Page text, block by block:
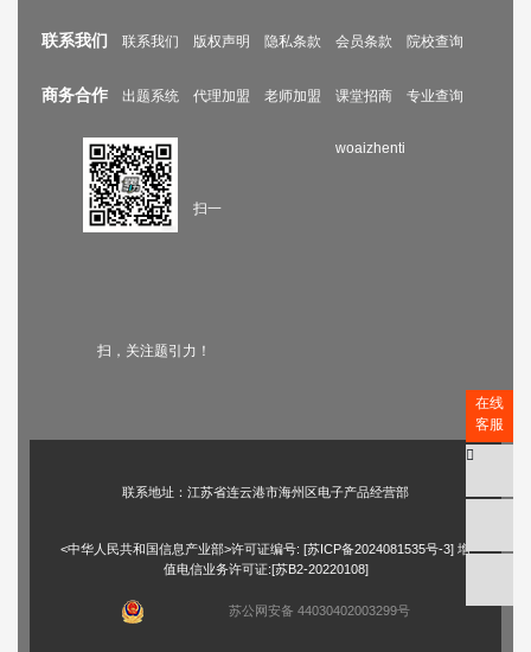
联系我们 联系我们 版权声明 隐私条款 会员条款 院校查询
商务合作 出题系统 代理加盟 老师加盟 课堂招商 专业查询
扫一
扫，关注题引力！
woaizhenti
联系地址：江苏省连云港市海州区电子产品经营部
<中华人民共和国信息产业部>许可证编号: [苏ICP备2024081535号-3] 增
值电信业务许可证:[苏B2-20220108]
苏公网安备 44030402003299号
在线
客服